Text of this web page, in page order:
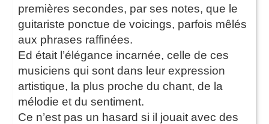
premières secondes, par ses notes, que le
guitariste ponctue de voicings, parfois mêlés
aux phrases raffinées.
Ed était l’élégance incarnée, celle de ces
musiciens qui sont dans leur expression
artistique, la plus proche du chant, de la
mélodie et du sentiment.
Ce n’est pas un hasard si il jouait avec des